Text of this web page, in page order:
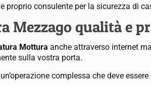
proprio consulente per la sicurezza di
Mezzago qualità e
Mottura anche attraverso internet
sulla vostra porta.
complessa che deve